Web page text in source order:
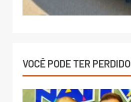
VOCÊ PODE TER PERDIDO